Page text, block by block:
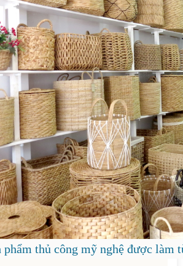
phẩm thủ công mỹ nghệ được làm